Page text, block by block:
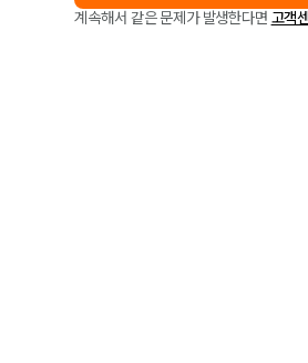
계속해서 같은 문제가 발생한다면 고객